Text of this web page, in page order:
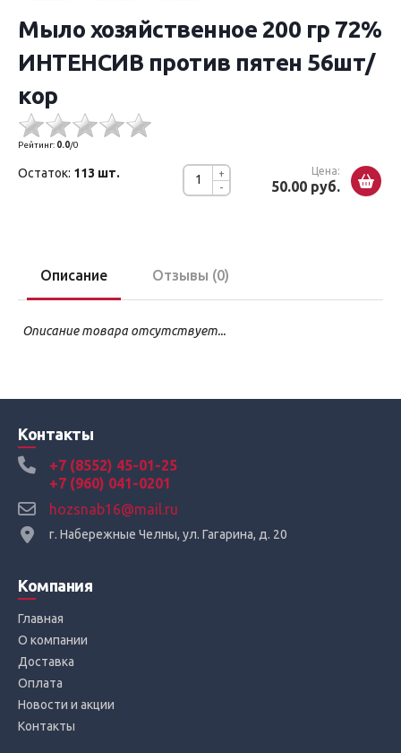
Мыло хозяйственное 200 гр 72%
ИНТЕНСИВ против пятен 56шт/
кор
Рейтинг: 0.0/0
-
+ Цена:
50.00 руб.
Остаток: 113 шт.
Описание Отзывы (0)
Описание товара отсутствует...
Контакты
+7 (8552) 45-01-25
+7 (960) 041-0201
hozsnab16@mail.ru
г. Набережные Челны, ул. Гагарина, д. 20
Компания
Главная
О компании
Доставка
Оплата
Новости и акции
Контакты